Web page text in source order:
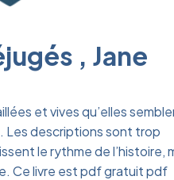
, Jane
et vives qu’elles
Les descriptions sont trop
le rythme de l’histoire,
Ce livre est pdf gratuit pdf